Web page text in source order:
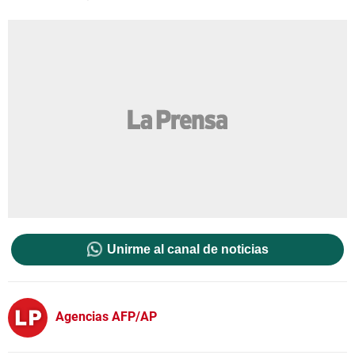
Unirme al canal de noticias
Agencias AFP/AP